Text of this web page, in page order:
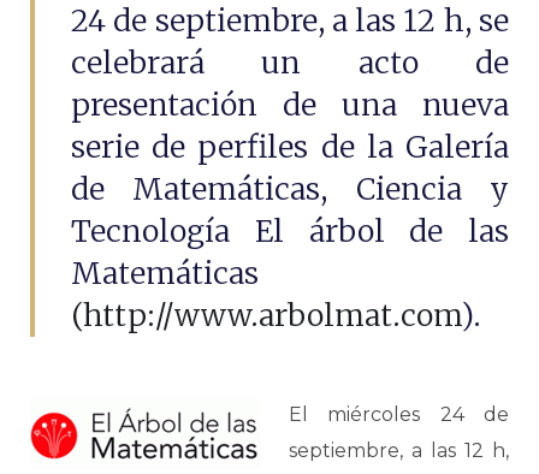
24 de septiembre, a las 12 h, se
celebrará un acto de
presentación de una nueva
serie de perfiles de la Galería
de Matemáticas, Ciencia y
Tecnología El árbol de las
Matemáticas
(http://www.arbolmat.com).
El miércoles 24 de
septiembre, a las 12 h,